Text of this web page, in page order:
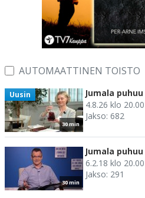
AUTOMAATTINEN TOISTO
30 min
Uusin Jumala puhuu
4.8.26 klo 20.00
Jakso: 682
30 min
Jumala puhuu
6.2.18 klo 20.00
Jakso: 291